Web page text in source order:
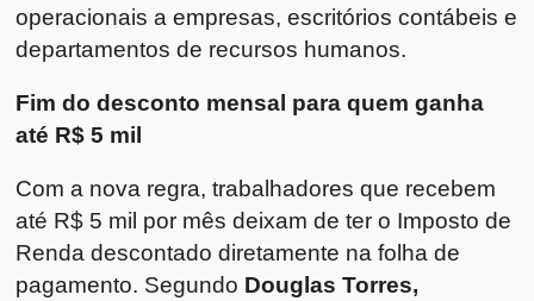
operacionais a empresas, escritórios contábeis e
departamentos de recursos humanos.
Fim do desconto mensal para quem ganha
até R$ 5 mil
Com a nova regra, trabalhadores que recebem
até R$ 5 mil por mês deixam de ter o Imposto de
Renda descontado diretamente na folha de
pagamento. Segundo Douglas Torres,